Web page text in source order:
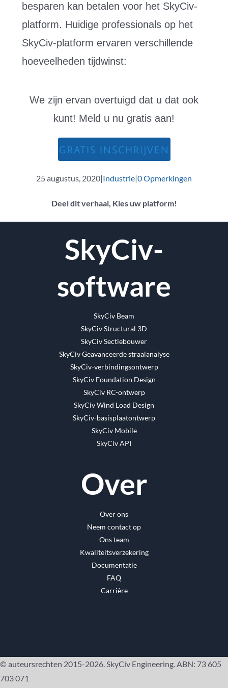
besparen kan betalen voor het SkyCiv-
platform. Huidige professionals op het
SkyCiv-platform ervaren verschillende
hoeveelheden tijdwinst:
We zijn ervan overtuigd dat u dat ook
kunt! Meld u nu gratis aan!
GRATIS INSCHRIJVEN
25 augustus, 2020|Industrie|0 Opmerkingen
Deel dit verhaal, Kies uw platform!
mail
SkyCiv-
software
SkyCiv Beam
SkyCiv Structural 3D
SkyCiv Sectiebouwer
SkyCiv Geavanceerde straalanalyse
SkyCiv-verbindingsontwerp
SkyCiv Foundation Design
SkyCiv RC-ontwerp
SkyCiv Wind Load Design
SkyCiv-basisplaatontwerp
SkyCiv Mobile
SkyCiv API
Over
Over ons
Neem contact op
Ons team
Kwaliteitsverzekering
Documentatie
FAQ
Carrière
© auteursrechten 2015-2026. SkyCiv Engineering. ABN: 73 605
703 071